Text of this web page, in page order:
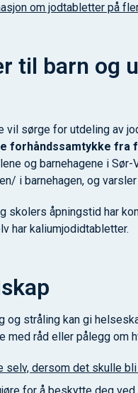
om jodtabletter på
til barn og
vil sørge for utdeling av
forhåndssamtykke fra
og barnehagene i
i barnehagen, og
skolers åpningstid har
har kaliumjodidtabletter.
og stråling kan gi
med råd eller pålegg om
selv, dersom det skulle